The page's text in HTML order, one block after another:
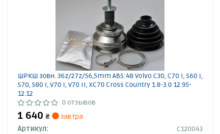
ШРКШ зовн. 36z/27z/56,5mm ABS:48 Volvo C30, C70 I, S60 I,
S70, S80 I, V70 I, V70 II, XC70 Cross Country 1.8-3.0 12.95-
12.12
0 отзывов
1 640 ₴
завтра
Артикул:
C120043